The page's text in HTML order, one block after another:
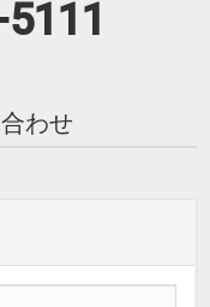
わせ